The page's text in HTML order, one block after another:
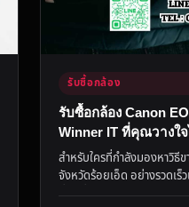
รับซื้อกล้อง
รับซื้อกล้อง Canon
Winner IT ที่คุณวางใ
สำหรับใครที่กำลังมองหาวิธี
จังหวัดร้อยเอ็ด อย่างรวดเร็
ที่น่าเชื่อ...